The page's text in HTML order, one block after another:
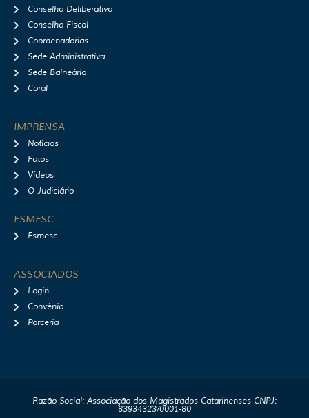
Conselho Deliberativo
Conselho Fiscal
Coordenadorias
Sede Administrativa
Sede Balneária
Coral
IMPRENSA
Notícias
Fotos
Vídeos
O Judiciário
ESMESC
Esmesc
ASSOCIADOS
Login
Convênio
Parceria
Razão Social: Associação dos Magistrados Catarinenses CNPJ:
83934323/0001-80